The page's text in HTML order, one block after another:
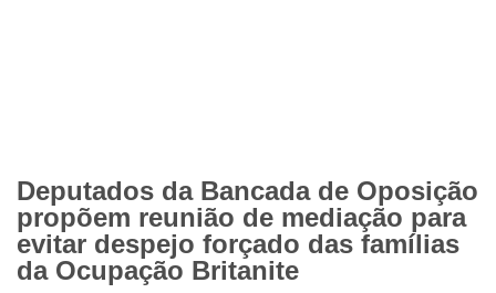
Deputados da Bancada de Oposição
propõem reunião de mediação para
evitar despejo forçado das famílias
da Ocupação Britanite